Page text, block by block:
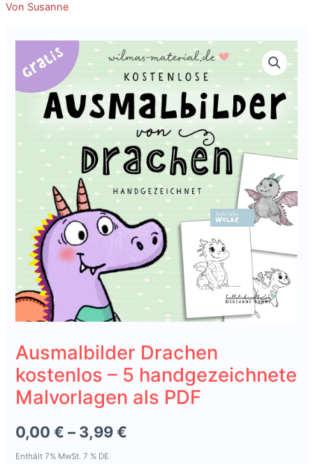
Von Susanne
Ausmalbilder Drachen
kostenlos – 5 handgezeichnete
Malvorlagen als PDF
0,00€ – 3,99€
Enthält 7% MwSt. 7 % DE